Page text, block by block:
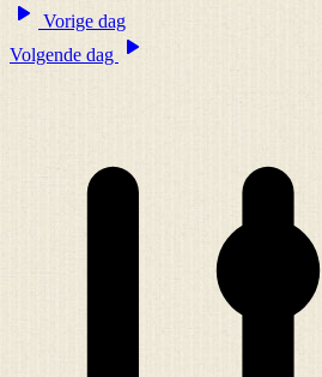
Vorige dag
Volgende dag